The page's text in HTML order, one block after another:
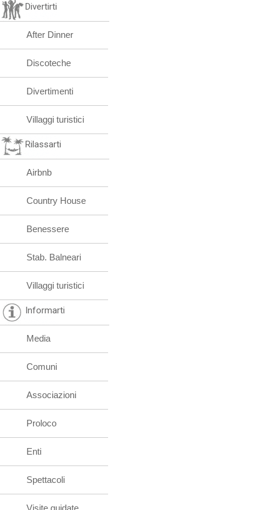
Divertirti
After Dinner
Discoteche
Divertimenti
Villaggi turistici
Rilassarti
Airbnb
Country House
Benessere
Stab. Balneari
Villaggi turistici
Informarti
Media
Comuni
Associazioni
Proloco
Enti
Spettacoli
Visite guidate